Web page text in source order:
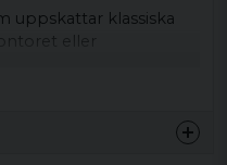
uppskattar klassiska
eller
retro, filmfoto,